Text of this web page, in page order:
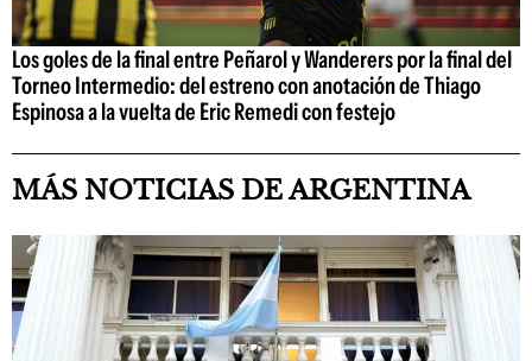
Los goles de la final entre Peñarol y Wanderers por la final del
Torneo Intermedio: del estreno con anotación de Thiago
Espinosa a la vuelta de Eric Remedi con festejo
MÁS NOTICIAS DE ARGENTINA